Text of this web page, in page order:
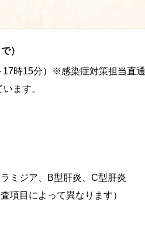
）
時15分）※感染症対策担当直通
ます。
ミジア、B型肝炎、C型肝炎
項目によって異なります）